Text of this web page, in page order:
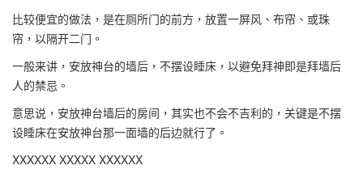
比较便宜的做法，是在厕所门的前方，放置一屏风、布帘、或珠
帘，以隔开二门。
一般来讲，安放神台的墙后，不摆设睡床，以避免拜神即是拜墙后
人的禁忌。
意思说，安放神台墙后的房间，其实也不会不吉利的，关键是不摆
设睡床在安放神台那一面墙的后边就行了。
XXXXXX XXXXX XXXXXX